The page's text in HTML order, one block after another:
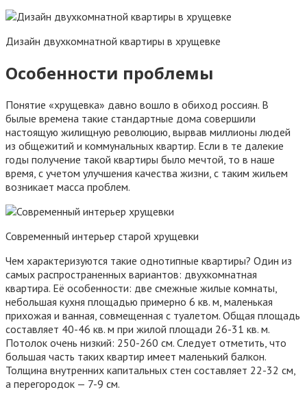
Дизайн двухкомнатной квартиры в хрущевке
Особенности проблемы
Понятие «хрущевка» давно вошло в обиход россиян. В
былые времена такие стандартные дома совершили
настоящую жилищную революцию, вырвав миллионы людей
из общежитий и коммунальных квартир. Если в те далекие
годы получение такой квартиры было мечтой, то в наше
время, с учетом улучшения качества жизни, с таким жильем
возникает масса проблем.
Современный интерьер старой хрущевки
Чем характеризуются такие однотипные квартиры? Один из
самых распространенных вариантов: двухкомнатная
квартира. Её особенности: две смежные жилые комнаты,
небольшая кухня площадью примерно 6 кв. м, маленькая
прихожая и ванная, совмещенная с туалетом. Общая площадь
составляет 40-46 кв. м при жилой площади 26-31 кв. м.
Потолок очень низкий: 250-260 см. Следует отметить, что
большая часть таких квартир имеет маленький балкон.
Толщина внутренних капитальных стен составляет 22-32 см,
а перегородок — 7-9 см.